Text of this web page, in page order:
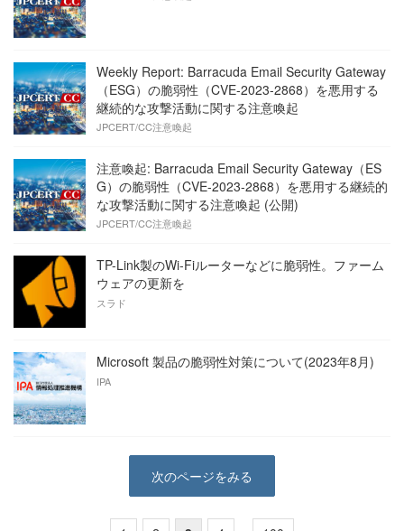
Weekly Report: Barracuda Email Security Gateway
（ESG）の脆弱性（CVE-2023-2868）を悪用する
継続的な攻撃活動に関する注意喚起
JPCERT/CC注意喚起
注意喚起: Barracuda Email Security Gateway（ES
G）の脆弱性（CVE-2023-2868）を悪用する継続的
な攻撃活動に関する注意喚起 (公開)
JPCERT/CC注意喚起
TP-Link製のWi-Fiルーターなどに脆弱性。ファーム
ウェアの更新を
スラド
Microsoft 製品の脆弱性対策について(2023年8月)
IPA
次のページをみる